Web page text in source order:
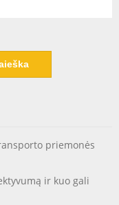
priemonės
ir kuo gali